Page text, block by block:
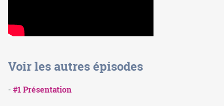
Voir les autres épisodes
- #1 Présentation